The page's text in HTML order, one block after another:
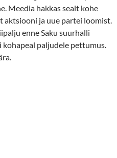
Meedia hakkas sealt kohe
ja uue partei loomist.
enne Saku suurhalli
kohapeal paljudele pettumus.